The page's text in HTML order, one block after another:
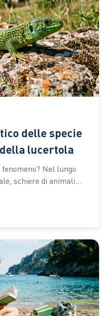
delle specie
lucertola
Nel lungo
schiere di animali
una vita
eppure ancora
anno con un lungo